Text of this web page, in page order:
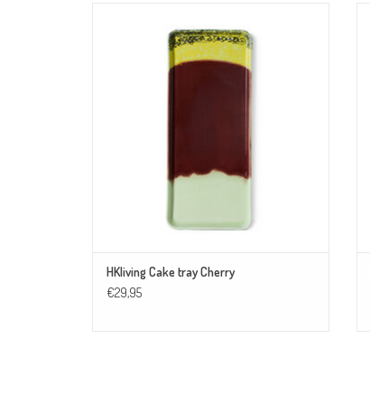
serveren! Combineer de schalen met andere unieke
printjes en maak een mooi totaalplaatje op tafel.
TOEVOEGEN AAN WINKELWAGEN
HKliving Cake tray Cherry
€29,95